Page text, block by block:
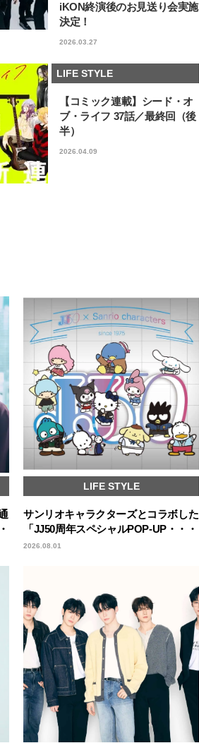
iKON終演後のお見送り会実施
決定！
2026.03.27
LIFE STYLE
【コミック連載】シード・オ
ブ・ライフ 37話／最終回（後
半）
2026.04.09
LIFE STYLE
サンリオキャラクターズとコラボした
「JJ50周年スペシャルPOP-UP・・・
2026.08.01